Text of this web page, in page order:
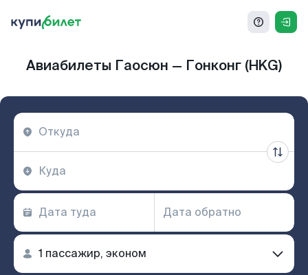
Авиабилеты Гаосюн — Гонконг (HKG)